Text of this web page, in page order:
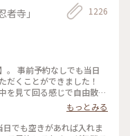
寺」 1226
。 事前予約なしでも当日
だくことができました！
を見て回る感じで自由散策
明を聞くことができます。
んが外人観光客にも人気な
ていました。女子旅で茶屋
もっとみる
でも空きがあれば入れま